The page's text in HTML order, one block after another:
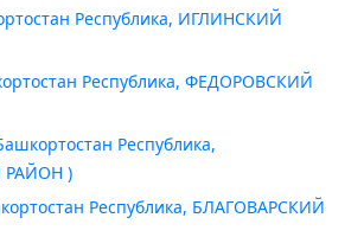
Республика, ИГЛИНСКИЙ
Республика, ФЕДОРОВСКИЙ
Республика,
РАЙОН )
Республика, БЛАГОВАРСКИЙ